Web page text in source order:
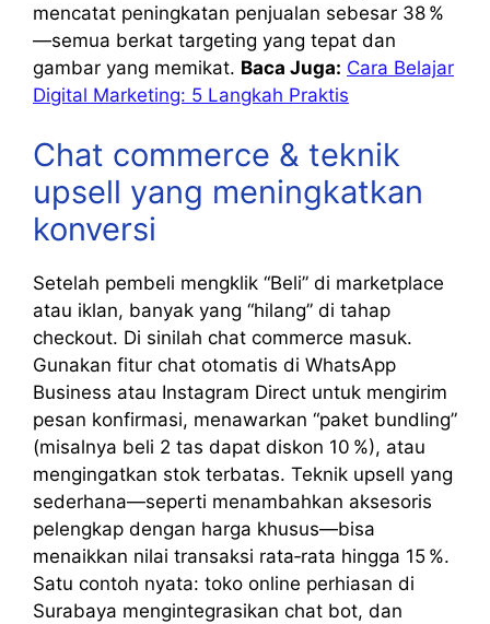
mencatat peningkatan penjualan sebesar 38 %
—semua berkat targeting yang tepat dan
gambar yang memikat. Baca Juga: Cara Belajar
Digital Marketing: 5 Langkah Praktis
Chat commerce & teknik
upsell yang meningkatkan
konversi
Setelah pembeli mengklik “Beli” di marketplace
atau iklan, banyak yang “hilang” di tahap
checkout. Di sinilah chat commerce masuk.
Gunakan fitur chat otomatis di WhatsApp
Business atau Instagram Direct untuk mengirim
pesan konfirmasi, menawarkan “paket bundling”
(misalnya beli 2 tas dapat diskon 10 %), atau
mengingatkan stok terbatas. Teknik upsell yang
sederhana—seperti menambahkan aksesoris
pelengkap dengan harga khusus—bisa
menaikkan nilai transaksi rata‑rata hingga 15 %.
Satu contoh nyata: toko online perhiasan di
Surabaya mengintegrasikan chat bot, dan